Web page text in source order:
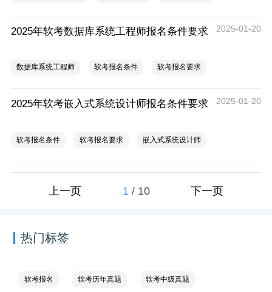
2025年软考数据库系统工程师报名条件要求 2025-01-20
数据库系统工程师 软考报名条件 软考报名要求
2025年软考嵌入式系统设计师报名条件要求 2025-01-20
软考报名条件 软考报名要求 嵌入式系统设计师
上一页 1 / 10 下一页
热门标签
软考报名 软考历年真题 软考中级真题